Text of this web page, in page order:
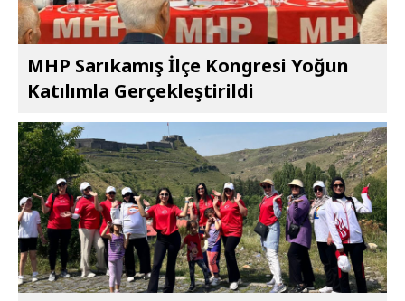
MHP Sarıkamış İlçe Kongresi Yoğun
Katılımla Gerçekleştirildi